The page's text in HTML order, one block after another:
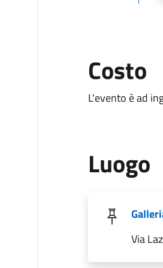
Costo
L'evento è ad
Luogo
Via